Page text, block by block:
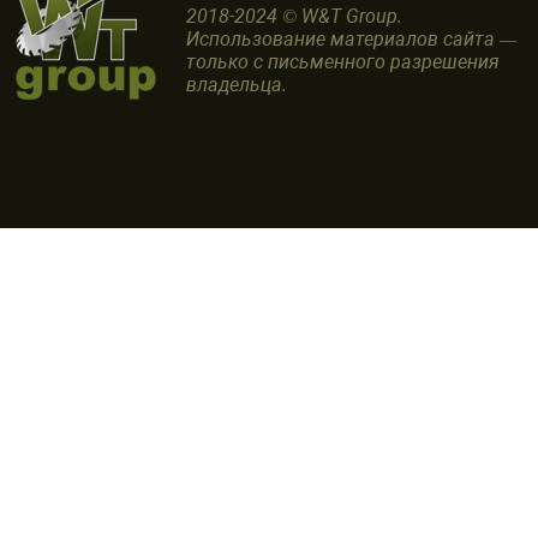
2018-2024 © W&T Group.
Использование материалов сайта —
только с письменного разрешения
владельца.